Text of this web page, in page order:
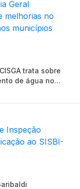
trata sobre
de água nos